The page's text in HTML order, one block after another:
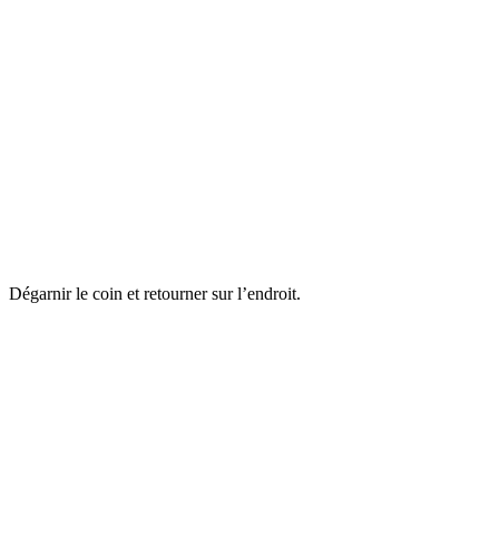
Dégarnir le coin et retourner sur l’endroit.